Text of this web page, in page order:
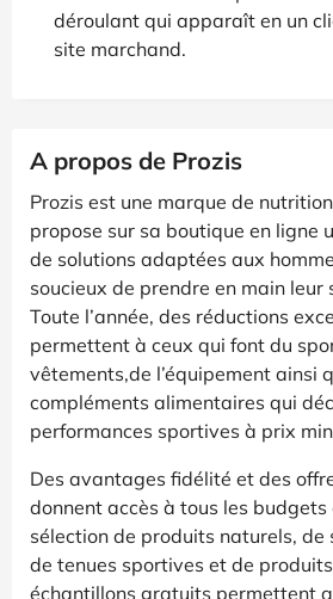
déroulant qui apparaît en un
site marchand.
A propos de Prozis
Prozis est une marque de
propose sur sa boutique en ligne
de solutions adaptées aux
soucieux de prendre en main leur
Toute l’année, des réductions
permettent à ceux qui font du
vêtements,de l’équipement ainsi
compléments alimentaires qui
performances sportives à prix
Des avantages fidélité et des
donnent accès à tous les budgets
sélection de produits naturels, de
de tenues sportives et de
échantillons gratuits permettent